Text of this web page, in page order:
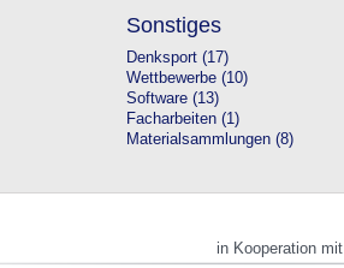
Sonstiges
Denksport (17)
Wettbewerbe (10)
Software (13)
Facharbeiten (1)
Materialsammlungen (8)
in Kooperation mit